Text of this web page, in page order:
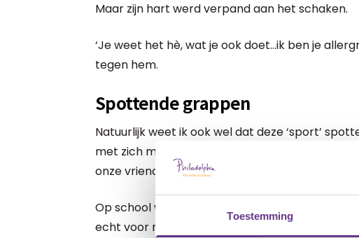
Toestemming
Maar zijn hart werd verpand aan het schaken.
‘Je weet het hè, wat je ook doet…ik ben je
tegen hem.
Spottende grappen
Natuurlijk weet ik ook wel dat deze ‘sport’
met zich meebrengt. ‘Van wie heeft hij dat
onze vrienden spottend aan mij en mijn man.
Op school wordt er regelmatig beaamd door
echt voor nerds is. En dat brengt hem dus op